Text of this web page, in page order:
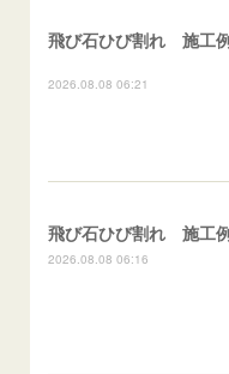
2026.08.08 06:21
2026.08.08 06:16